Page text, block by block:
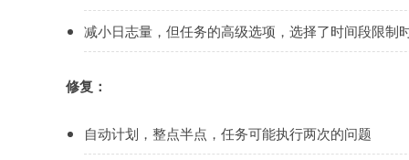
减小日志量，但任务的高级选项，选择了时间段限制
修复：
自动计划，整点半点，任务可能执行两次的问题